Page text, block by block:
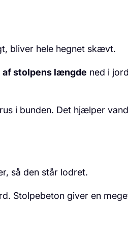
bliver hele hegnet skævt.
af stolpens længde ned i
i bunden. Det hjælper
så den står lodret.
Stolpebeton giver en